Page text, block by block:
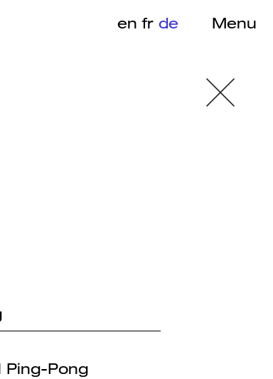
en fr de Menu
Ping-Pong